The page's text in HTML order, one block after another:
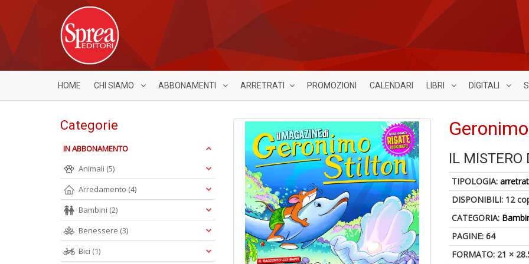
HOME CHI SIAMO ABBONAMENTI ARRETRATI PROMOZIONI CALENDARI LIBRI DIGITALI
IL MISTERO
TIPOLOGIA:
DISPONIBILI: 12
CATEGORIA:
PAGINE: 64
FORMATO: 21 ×
Categorie
IN ABBONAMENTO
Animali (5)
Arredamento (4)
Bambini (2)
Benessere (3)
Bici (1)